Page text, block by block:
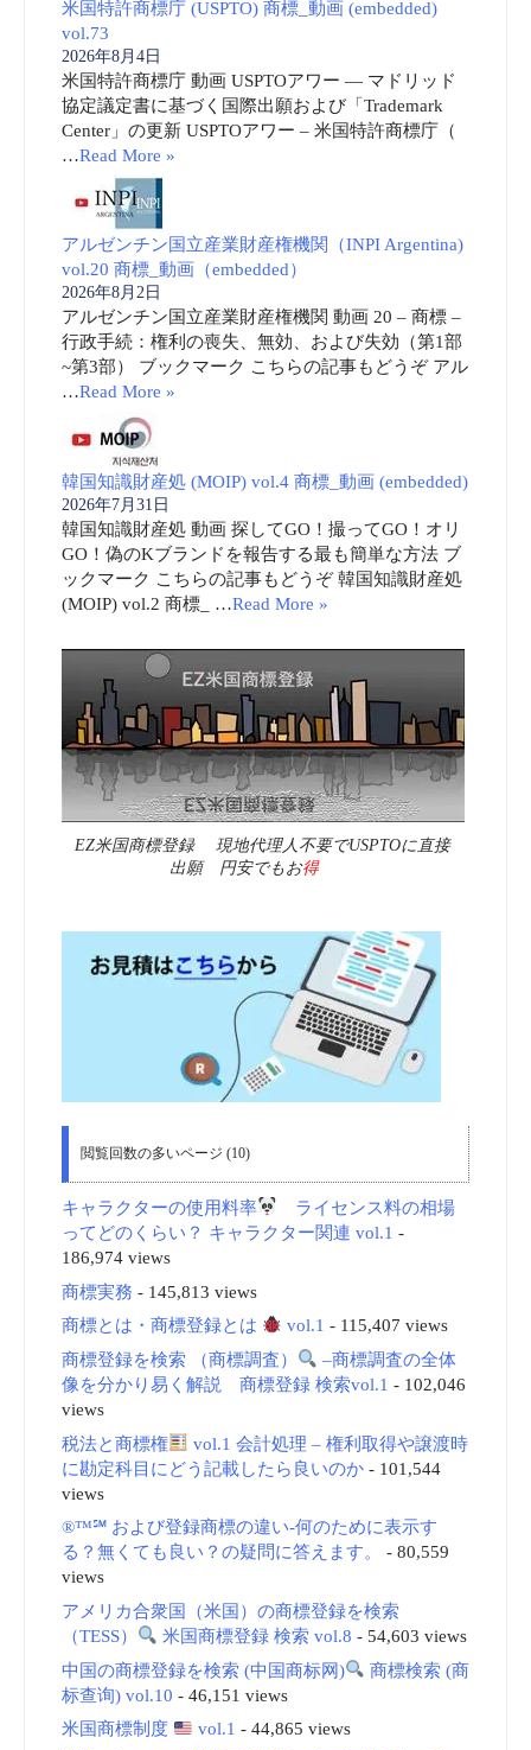
米国特許商標庁 (USPTO) 商標_動画 (embedded)
vol.73
2026年8月4日
米国特許商標庁 動画 USPTOアワー ― マドリッド
協定議定書に基づく国際出願および「Trademark
Center」の更新 USPTOアワー – 米国特許商標庁（
…Read More »
アルゼンチン国立産業財産権機関（INPI Argentina)
vol.20 商標_動画（embedded）
2026年8月2日
アルゼンチン国立産業財産権機関 動画 20 – 商標 –
行政手続：権利の喪失、無効、および失効（第1部
~第3部） ブックマーク こちらの記事もどうぞ アル
…Read More »
韓国知識財産処 (MOIP) vol.4 商標_動画 (embedded)
2026年7月31日
韓国知識財産処 動画 探してGO！撮ってGO！オリ
GO！偽のKブランドを報告する最も簡単な方法 ブ
ックマーク こちらの記事もどうぞ 韓国知識財産処
(MOIP) vol.2 商標_ …Read More »
EZ米国商標登録 現地代理人不要でUSPTOに直接
出願 円安でもお得
閲覧回数の多いページ (10)
キャラクターの使用料率
ライセンス料の相場
ってどのくらい？ キャラクター関連 vol.1 -
186,974 views
商標実務 - 145,813 views
商標とは・商標登録とは
vol.1 - 115,407 views
商標登録を検索 （商標調査）
–商標調査の全体
像を分かり易く解説 商標登録 検索vol.1 - 102,046
views
税法と商標権
vol.1 会計処理 – 権利取得や譲渡時
に勘定科目にどう記載したら良いのか- 101,544
views
®™℠ および登録商標の違い-何のために表示す
る？無くても良い？の疑問に答えます。
- 80,559
views
アメリカ合衆国（米国）の商標登録を検索
（TESS）
米国商標登録 検索 vol.8 - 54,603 views
中国の商標登録を検索 (中国商标网)
商標検索 (商
标查询) vol.10 - 46,151 views
米国商標制度
vol.1 - 44,865 views